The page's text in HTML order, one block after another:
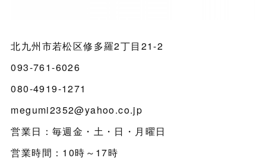
北九州市若松区修多羅2丁目21-2
093-761-6026
080-4919-1271
megumi2352@yahoo.co.jp
営業日：毎週金・土・日・月曜日
営業時間：10時～17時